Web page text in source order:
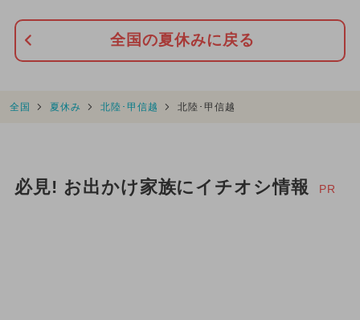
全国の夏休みに戻る
全国 夏休み 北陸･甲信越 北陸･甲信越
必見! お出かけ家族にイチオシ情報 PR